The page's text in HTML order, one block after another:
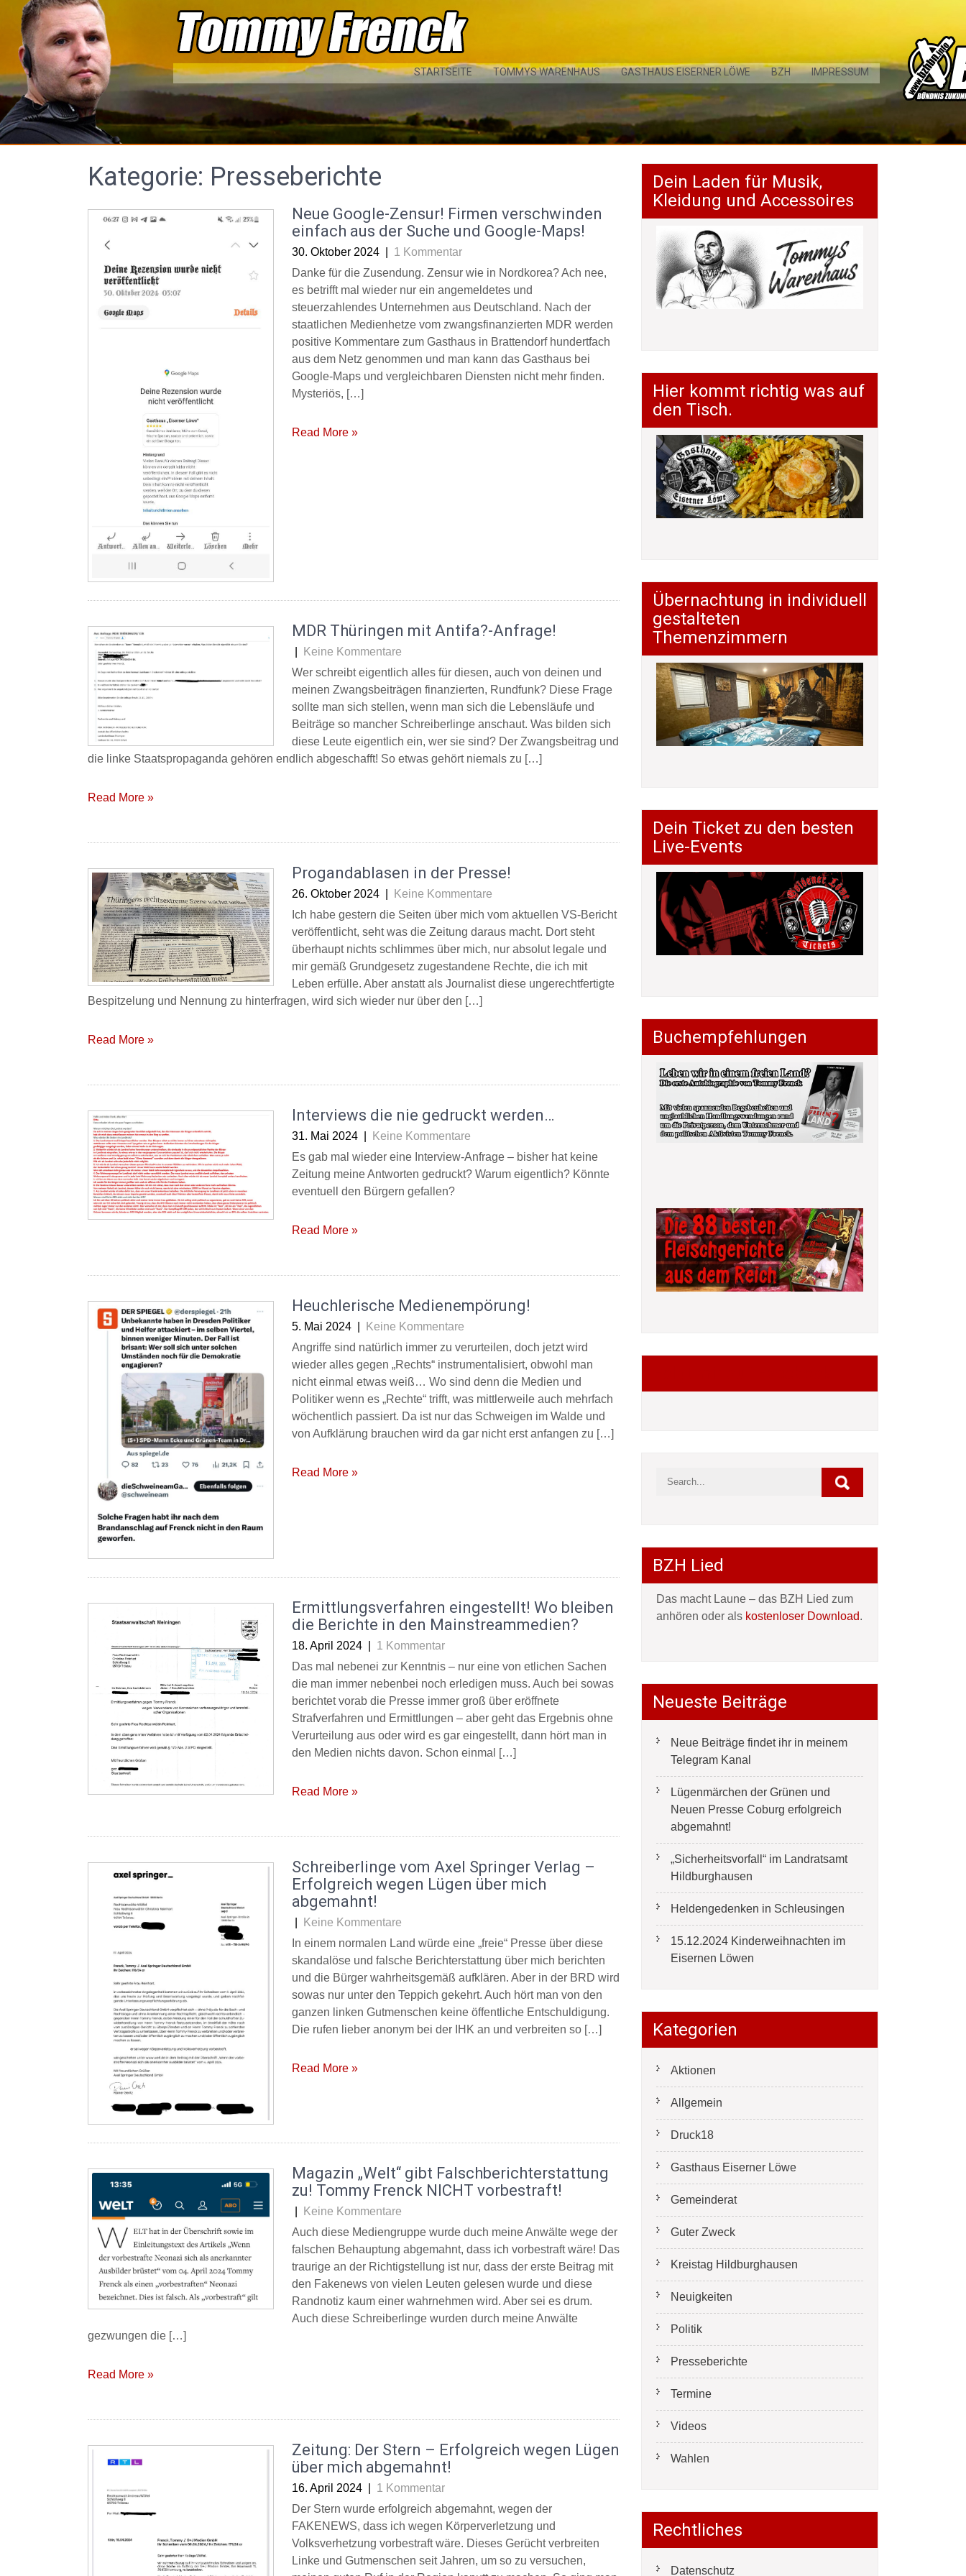
content
STARTSEITE TOMMYS WARENHAUS GASTHAUS EISERNER LÖWE BZH IMPRESSUM
Kategorie: Presseberichte
Neue Google-Zensur! Firmen verschwinden
einfach aus der Suche und Google-Maps!
30. Oktober 2024
1 Kommentar
Danke für die Zusendung. Zensur wie in Nordkorea? Ach nee,
es betrifft mal wieder nur ein angemeldetes und
steuerzahlendes Unternehmen aus Deutschland. Nach der
staatlichen Medienhetze vom zwangsfinanzierten MDR werden
positive Kommentare zum Gasthaus in Brattendorf hundertfach
aus dem Netz genommen und man kann das Gasthaus bei
Google-Maps und vergleichbaren Diensten nicht mehr finden.
Mysteriös, […]
Read More »
MDR Thüringen mit Antifa?-Anfrage!
Keine Kommentare
Wer schreibt eigentlich alles für diesen, auch von deinen und
meinen Zwangsbeiträgen finanzierten, Rundfunk? Diese Frage
sollte man sich stellen, wenn man sich die Lebensläufe und
Beiträge so mancher Schreiberlinge anschaut. Was bilden sich
diese Leute eigentlich ein, wer sie sind? Der Zwangsbeitrag und
die linke Staatspropaganda gehören endlich abgeschafft! So etwas gehört niemals zu […]
Read More »
Progandablasen in der Presse!
26. Oktober 2024
Keine Kommentare
Ich habe gestern die Seiten über mich vom aktuellen VS-Bericht
veröffentlicht, seht was die Zeitung daraus macht. Dort steht
überhaupt nichts schlimmes über mich, nur absolut legale und
mir gemäß Grundgesetz zugestandene Rechte, die ich mit
Leben erfülle. Aber anstatt als Journalist diese ungerechtfertigte
Bespitzelung und Nennung zu hinterfragen, wird sich wieder nur über den […]
Read More »
Interviews die nie gedruckt werden…
31. Mai 2024
Keine Kommentare
Es gab mal wieder eine Interview-Anfrage – bisher hat keine
Zeitung meine Antworten gedruckt? Warum eigentlich? Könnte
eventuell den Bürgern gefallen?
Read More »
Heuchlerische Medienempörung!
5. Mai 2024
Keine Kommentare
Angriffe sind natürlich immer zu verurteilen, doch jetzt wird
wieder alles gegen „Rechts“ instrumentalisiert, obwohl man
nicht einmal etwas weiß… Wo sind denn die Medien und
Politiker wenn es „Rechte“ trifft, was mittlerweile auch mehrfach
wöchentlich passiert. Da ist nur das Schweigen im Walde und
von Aufklärung brauchen wird da gar nicht erst anfangen zu […]
Read More »
Ermittlungsverfahren eingestellt! Wo bleiben
die Berichte in den Mainstreammedien?
18. April 2024
1 Kommentar
Das mal nebenei zur Kenntnis – nur eine von etlichen Sachen
die man immer nebenbei noch erledigen muss. Auch bei sowas
berichtet vorab die Presse immer groß über eröffnete
Strafverfahren und Ermittlungen – aber geht das Ergebnis ohne
Verurteilung aus oder wird es gar eingestellt, dann hört man in
den Medien nichts davon. Schon einmal […]
Read More »
Schreiberlinge vom Axel Springer Verlag –
Erfolgreich wegen Lügen über mich
abgemahnt!
Keine Kommentare
In einem normalen Land würde eine „freie“ Presse über diese
skandalöse und falsche Berichterstattung über mich berichten
und die Bürger wahrheitsgemäß aufklären. Aber in der BRD wird
sowas nur unter den Teppich gekehrt. Auch hört man von den
ganzen linken Gutmenschen keine öffentliche Entschuldigung.
Die rufen lieber anonym bei der IHK an und verbreiten so […]
Read More »
Magazin „Welt“ gibt Falschberichterstattung
zu! Tommy Frenck NICHT vorbestraft!
Keine Kommentare
Auch diese Mediengruppe wurde duch meine Anwälte wege der
falschen Behauptung abgemahnt, dass ich vorbestraft wäre! Das
traurige an der Richtigstellung ist nur, dass der erste Beitrag mit
den Fakenews von vielen Leuten gelesen wurde und diese
Randnotiz kaum einer wahrnehmen wird. Aber sei es drum.
Auch diese Schreiberlinge wurden durch meine Anwälte
gezwungen die […]
Read More »
Zeitung: Der Stern – Erfolgreich wegen Lügen
über mich abgemahnt!
16. April 2024
1 Kommentar
Der Stern wurde erfolgreich abgemahnt, wegen der
FAKENEWS, dass ich wegen Körperverletzung und
Volksverhetzung vorbestraft wäre. Dieses Gerücht verbreiten
Linke und Gutmenschen seit Jahren, um so zu versuchen,
Dein Laden für Musik,
Kleidung und Accessoires
Hier kommt richtig was auf
den Tisch.
Übernachtung in individuell
gestalteten
Themenzimmern
Dein Ticket zu den besten
Live-Events
Buchempfehlungen
BZH Lied
Das macht Laune – das BZH Lied zum
anhören oder als kostenloser Download.
Neueste Beiträge
Neue Beiträge findet ihr in meinem
Telegram Kanal
Lügenmärchen der Grünen und
Neuen Presse Coburg erfolgreich
abgemahnt!
„Sicherheitsvorfall“ im Landratsamt
Hildburghausen
Heldengedenken in Schleusingen
15.12.2024 Kinderweihnachten im
Eisernen Löwen
Kategorien
Aktionen
Allgemein
Druck18
Gasthaus Eiserner Löwe
Gemeinderat
Guter Zweck
Kreistag Hildburghausen
Neuigkeiten
Politik
Presseberichte
Termine
Videos
Wahlen
Rechtliches
Datenschutz